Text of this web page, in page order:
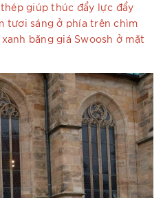
giúp thúc đẩy lực đẩy
tươi sáng ở phía trên chìm
băng giá Swoosh ở mặt